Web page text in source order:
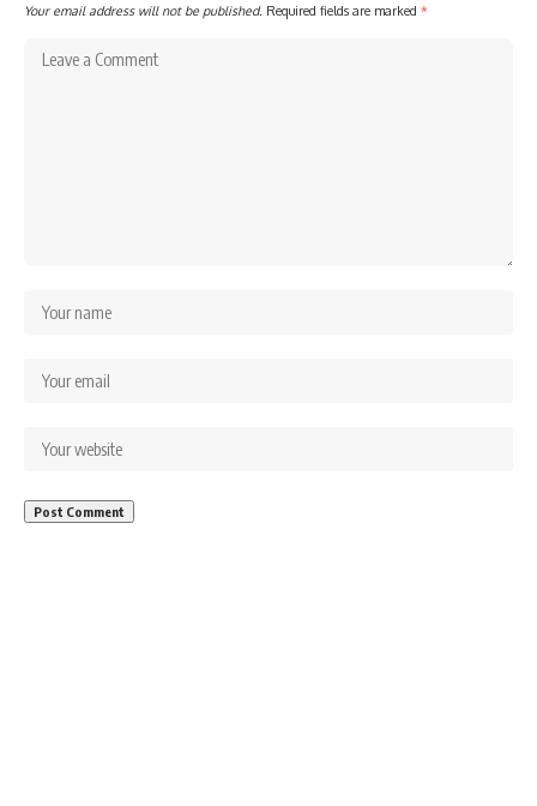
Your email address will not be published. Required fields are marked *